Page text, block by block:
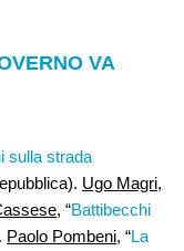
VA
sulla strada
Ugo Magri,
, “Battibecchi
Paolo Pombeni, “La